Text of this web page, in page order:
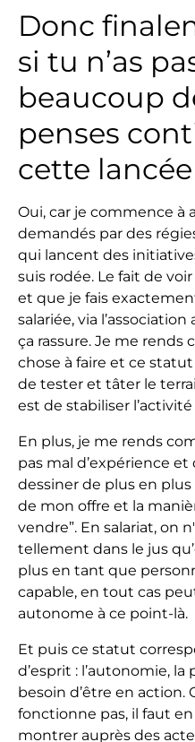
Donc
si tu n’as
beaucoup
penses
cette lancée
Oui, car je commence à
demandés par des
qui lancent des
suis rodée. Le fait de
et que je fais
salariée, via
ça rassure. Je me rends
chose à faire et ce
de tester et tâter le
est de stabiliser l’activité
En plus, je me rends
pas mal d’expérience
dessiner de plus en
de mon offre et la
vendre”. En salariat, on
tellement dans le jus
plus en tant que
capable, en tout cas
autonome à ce point-là.
Et puis ce statut
d’esprit : l’autonomie, la
besoin d’être en action.
fonctionne pas, il faut
montrer auprès des